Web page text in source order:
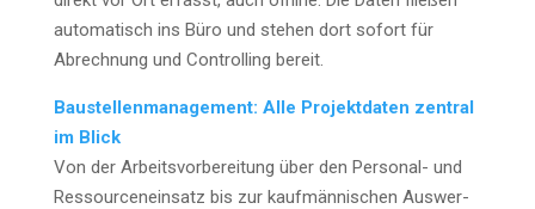
auto­ma­tisch ins Büro und ste­hen dort sofort für
Abrech­nung und Con­trol­ling bereit.
Bau­stel­len­ma­nage­ment: Alle Pro­jekt­da­ten zen­tral
im Blick
Von der Arbeits­vor­be­rei­tung über den Per­so­nal- und
Res­sour­cen­ein­satz bis zur kauf­män­ni­schen Aus­wer­